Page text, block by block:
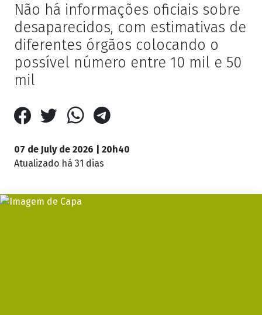
Não há informações oficiais sobre
desaparecidos, com estimativas de
diferentes órgãos colocando o
possível número entre 10 mil e 50
mil
07 de July de 2026 | 20h40
Atualizado há 31 dias